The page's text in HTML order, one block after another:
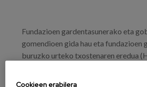
Fundazioen gardentasunerako eta
gomendioen gida hau eta fundazioen
buruzko urteko txostenaren eredua
Cookieen erabilera